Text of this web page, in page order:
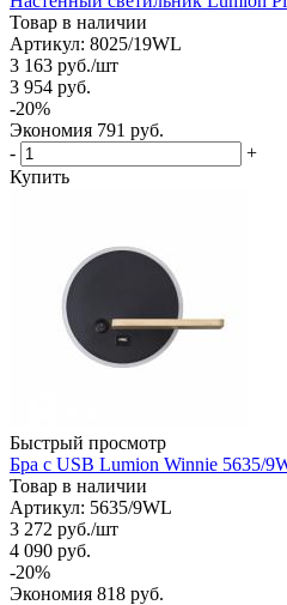
Товар в наличии
Артикул: 8025/19WL
3 163 руб./шт
3 954 руб.
-20%
Экономия 791 руб.
-
+
Купить
Быстрый просмотр
Бра с USB Lumion Winnie 5635/
Товар в наличии
Артикул: 5635/9WL
3 272 руб./шт
4 090 руб.
-20%
Экономия 818 руб.